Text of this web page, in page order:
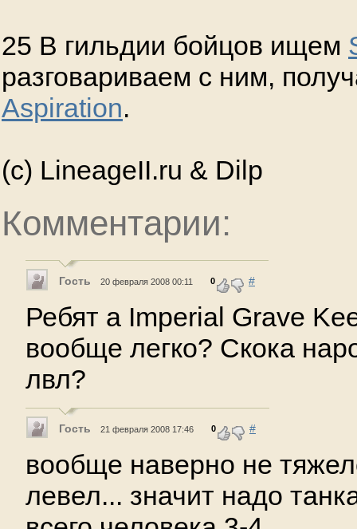
25 В гильдии бойцов ищем
разговариваем с ним,
Aspiration.
(с) LineageII.ru & Dilp
Комментарии:
Гость 20 февраля 2008 00:11 0 #
Ребят а Imperial Grave
вообще легко? Скока
лвл?
Гость 21 февраля 2008 17:46 0 #
вообще наверно не
левел... значит надо